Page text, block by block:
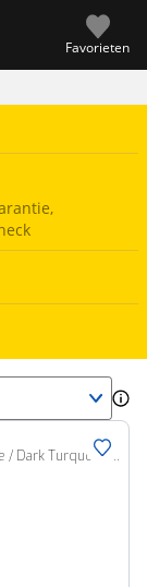
Favorieten
INFINITO PRO ULTEGRA Di2 P Heren Metallic Celeste / Dark Turquoise - CK16 Full Glos 53cm 2027